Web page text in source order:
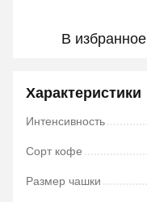
В избранное
Характеристики
Интенсивность
Сорт кофе
Размер чашки